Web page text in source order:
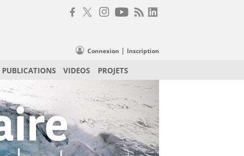
Connexion | Inscription
PUBLICATIONS VIDEOS PROJETS